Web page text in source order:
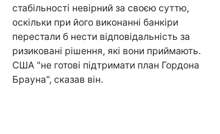
стабільності невірний за своєю суттю,
оскільки при його виконанні банкіри
перестали б нести відповідальність за
ризиковані рішення, які вони приймають.
США "не готові підтримати план Гордона
Брауна", сказав він.